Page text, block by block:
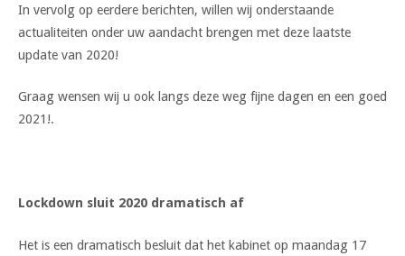
In vervolg op eerdere berichten, willen wij onderstaande
actualiteiten onder uw aandacht brengen met deze laatste
update van 2020!
Graag wensen wij u ook langs deze weg fijne dagen en een goed
2021!.
Lockdown sluit 2020 dramatisch af
Het is een dramatisch besluit dat het kabinet op maandag 17